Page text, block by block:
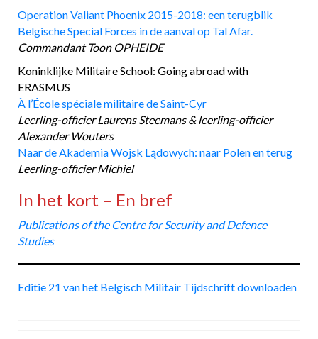
Operation Valiant Phoenix 2015-2018: een terugblik
Belgische Special Forces in de aanval op Tal Afar.
Commandant Toon OPHEIDE
Koninklijke Militaire School: Going abroad with
ERASMUS
À l’École spéciale militaire de Saint-Cyr
Leerling-officier Laurens Steemans & leerling-officier
Alexander Wouters
Naar de Akademia Wojsk Lądowych: naar Polen en terug
Leerling-officier Michiel
In het kort – En bref
Publications of the Centre for Security and Defence
Studies
Editie 21 van het Belgisch Militair Tijdschrift downloaden